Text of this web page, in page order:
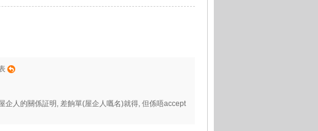
企人的關係証明, 差餉單(屋企人嘅名)就得, 但係唔accept